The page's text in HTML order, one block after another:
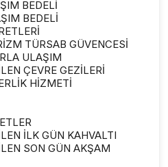
BEDELİ
BEDELİ
TÜRSAB GÜVENCESİ
ULAŞIM
ÇEVRE GEZİLERİ
HİZMETİ
İLK GÜN KAHVALTI
SON GÜN AKŞAM